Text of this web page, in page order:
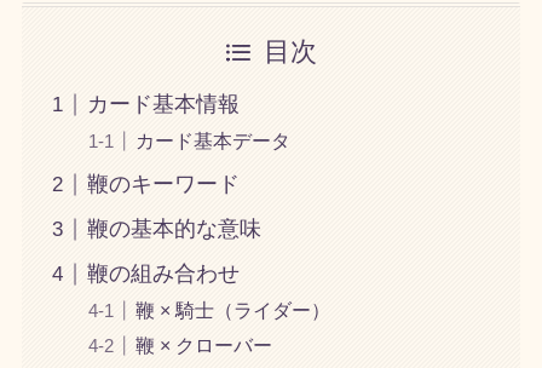
目次
カード基本情報
カード基本データ
鞭のキーワード
鞭の基本的な意味
鞭の組み合わせ
鞭 × 騎士（ライダー）
鞭 × クローバー